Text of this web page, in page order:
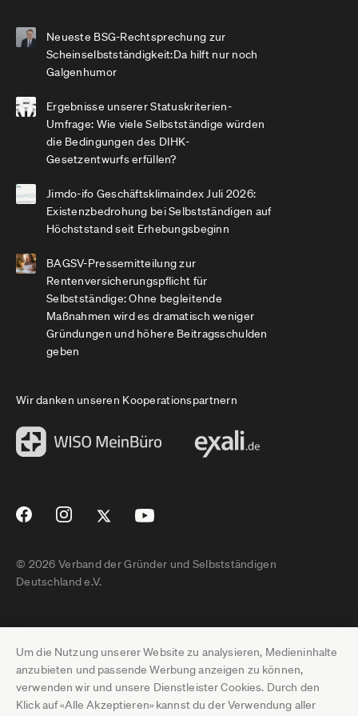
Um die Nutzung unserer Website zu analysieren, Medieninhalte
anzubieten und passende Werbung anzeigen zu können,
verwenden wir und unsere Dienstleister Cookies. Durch den
Klick auf «Alle Akzeptieren» kannst du der Verwendung aller
Neueste BSG-Rechtsprechung zur
Scheinselbstständigkeit:Da hilft nur noch
Galgenhumor
Ergebnisse unserer Statuskriterien-
Umfrage: Wie viele Selbstständige würden
die Bedingungen des DIHK-
Gesetzentwurfs erfüllen?
Jimdo-ifo Geschäftsklimaindex Juli 2026:
Existenzbedrohung bei Selbstständigen auf
Höchststand seit Erhebungsbeginn
BAGSV-Pressemitteilung zur
Rentenversicherungspflicht für
Selbstständige: Ohne begleitende
Maßnahmen wird es dramatisch weniger
Gründungen und höhere Beitragsschulden
geben
Wir danken unseren Kooperationspartnern
© 2026 Verband der Gründer und Selbstständigen
Deutschland e.V.
Impressum
Datenschutz
Pressebereich